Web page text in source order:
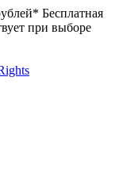
Бесплатная
при выборе